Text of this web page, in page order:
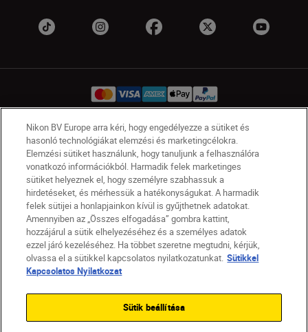
HU Nikon Sites
Lépjen kapcsolatba velünk
Adatvédelmi nyilatkozat
Jogi nyilatkozat
Nikon Store szerződési feltételek
Sütikkel kapcsolatos nyilatkozat
Akadálymentesség
Sütikre vonatkozó beállítások
© 2026 Nikon
Nikon BV Europe arra kéri, hogy engedélyezze a sütiket és
hasonló technológiákat elemzési és marketingcélokra.
Elemzési sütiket használunk, hogy tanuljunk a felhasználóra
vonatkozó információkból. Harmadik felek marketinges
sütiket helyeznek el, hogy személyre szabhassuk a
hirdetéseket, és mérhessük a hatékonyságukat. A harmadik
felek sütijei a honlapjainkon kívül is gyűjthetnek adatokat.
Amennyiben az „Összes elfogadása” gombra kattint,
hozzájárul a sütik elhelyezéséhez és a személyes adatok
ezzel járó kezeléséhez. Ha többet szeretne megtudni, kérjük,
olvassa el a sütikkel kapcsolatos nyilatkozatunkat. Sütikkel
Kapcsolatos Nyilatkozat
Sütik beállítása